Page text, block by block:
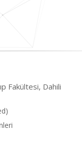
Fakültesi, Dahili